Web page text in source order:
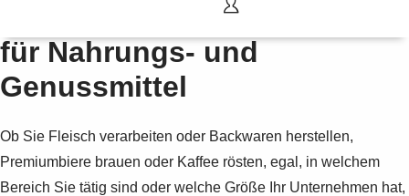
Produkte und Leistungen
Branchenlösungen
Service
Karriere
Niederspannungsmotoren
für Nahrungs- und
Genussmittel
Ob Sie Fleisch verarbeiten oder Backwaren herstellen,
Premiumbiere brauen oder Kaffee rösten, egal, in welchem
Bereich Sie tätig sind oder welche Größe Ihr Unternehmen hat,